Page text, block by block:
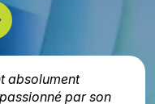
absolument
par son